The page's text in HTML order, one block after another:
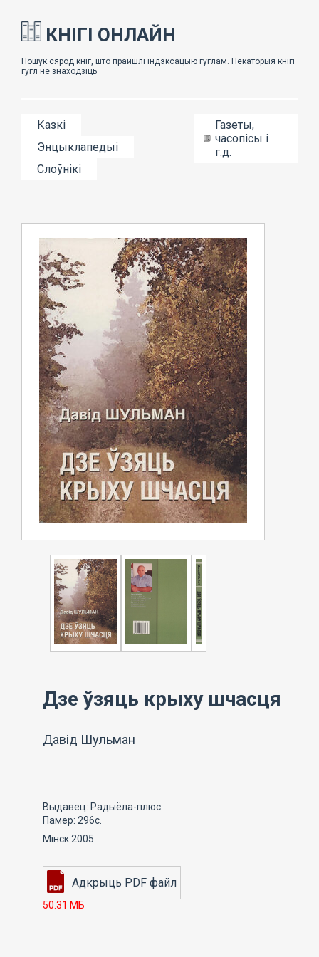
КНІГІ ОНЛАЙН
Казкі
Энцыклапедыі
Слоўнікі
Газеты,
часопісы і
г.д.
Дзе ўзяць крыху шчасця
Давід Шульман
Выдавец: Радыёла-плюс
Памер: 296с.
Мінск 2005
50.31 МБ